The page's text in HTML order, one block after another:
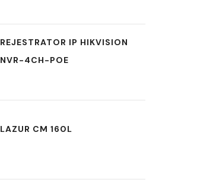
REJESTRATOR IP HIKVISION
NVR-4CH-POE
LAZUR CM 160L